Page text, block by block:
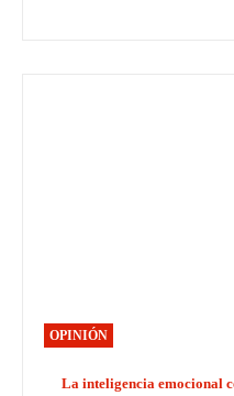
OPINIÓN
La inteligencia emocional